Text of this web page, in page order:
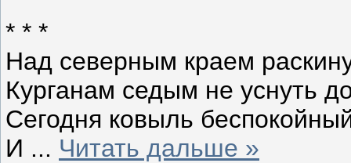
* * *
Над северным краем
Курганам седым не уснуть
Сегодня ковыль
И ... Читать дальше »